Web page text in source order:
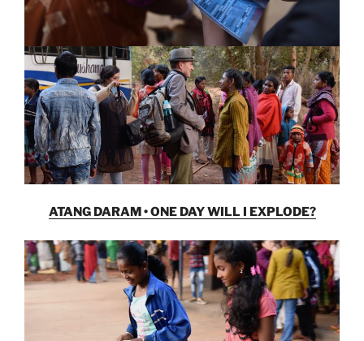
ATANG DARAM • ONE DAY WILL I EXPLODE?